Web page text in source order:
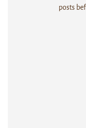
posts